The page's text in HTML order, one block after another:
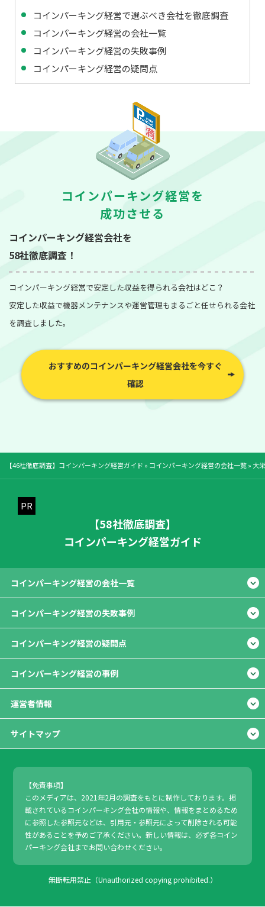
コインパーキング経営で選ぶべき会社を徹底調査
コインパーキング経営の会社一覧
コインパーキング経営の失敗事例
コインパーキング経営の疑問点
コインパーキング経営を
成功させる
コインパーキング経営会社を
58社徹底調査！
コインパーキング経営で安定した収益を得られる会社はどこ？
安定した収益で機器メンテナンスや運営管理もまるごと任せられる会社
を調査しました。
おすすめのコインパーキング経営会社を今すぐ
確認
【46社徹底調査】コインパーキング経営ガイド » コインパーキング経営の会社一覧» 大
【58社徹底調査】
コインパーキング経営ガイド
コインパーキング経営の会社一覧
コインパーキング経営の失敗事例
コインパーキング経営の疑問点
コインパーキング経営の事例
運営者情報
サイトマップ
【免責事項】
このメディアは、2021年2月の調査をもとに制作しております。掲
載されているコインパーキング会社の情報や、情報をまとめるため
に参照した参照元などは、引用元・参照元によって削除される可能
性があることを予めご了承ください。新しい情報は、必ず各コイン
パーキング会社までお問い合わせください。
無断転用禁止（Unauthorized copying prohibited.）